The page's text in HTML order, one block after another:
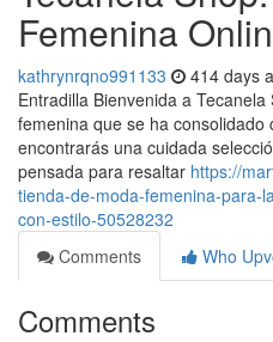
Femenina
kathrynrqno991133 414 days
Entradilla Bienvenida a
femenina que se ha
encontrarás una cuidada
pensada para resaltar https://
tienda-de-moda-femenina-para-
con-estilo-50528232
Comments
Who
Comments